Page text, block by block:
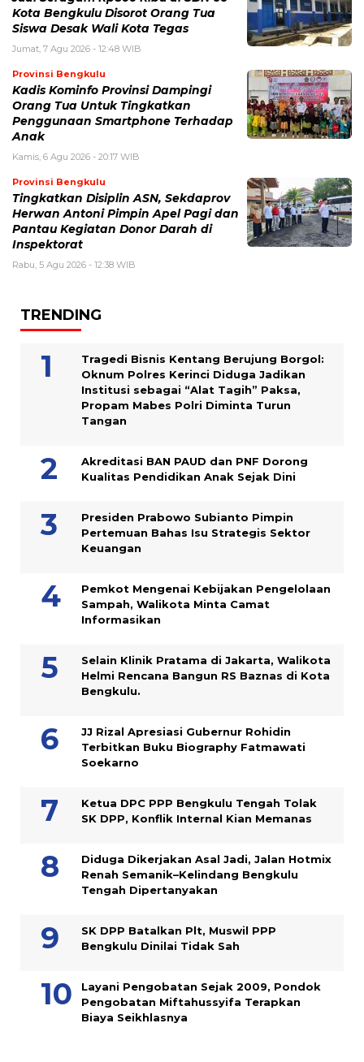
Kota Bengkulu Disorot Orang Tua
Siswa Desak Wali Kota Tegas
Jumat, 7 Agu 2026 - 12:48 WIB
Provinsi Bengkulu
Kadis Kominfo Provinsi Dampingi
Orang Tua Untuk Tingkatkan
Penggunaan Smartphone Terhadap
Anak
Kamis, 6 Agu 2026 - 20:17 WIB
Provinsi Bengkulu
Tingkatkan Disiplin ASN, Sekdaprov
Herwan Antoni Pimpin Apel Pagi dan
Pantau Kegiatan Donor Darah di
Inspektorat
Rabu, 5 Agu 2026 - 12:38 WIB
TRENDING
Tragedi Bisnis Kentang Berujung Borgol:
Oknum Polres Kerinci Diduga Jadikan
Institusi sebagai “Alat Tagih” Paksa,
Propam Mabes Polri Diminta Turun
Tangan
Akreditasi BAN PAUD dan PNF Dorong
Kualitas Pendidikan Anak Sejak Dini
Presiden Prabowo Subianto Pimpin
Pertemuan Bahas Isu Strategis Sektor
Keuangan
Pemkot Mengenai Kebijakan Pengelolaan
Sampah, Walikota Minta Camat
Informasikan
Selain Klinik Pratama di Jakarta, Walikota
Helmi Rencana Bangun RS Baznas di Kota
Bengkulu.
JJ Rizal Apresiasi Gubernur Rohidin
Terbitkan Buku Biography Fatmawati
Soekarno
Ketua DPC PPP Bengkulu Tengah Tolak
SK DPP, Konflik Internal Kian Memanas
Diduga Dikerjakan Asal Jadi, Jalan Hotmix
Renah Semanik–Kelindang Bengkulu
Tengah Dipertanyakan
SK DPP Batalkan Plt, Muswil PPP
Bengkulu Dinilai Tidak Sah
Layani Pengobatan Sejak 2009, Pondok
Pengobatan Miftahussyifa Terapkan
Biaya Seikhlasnya